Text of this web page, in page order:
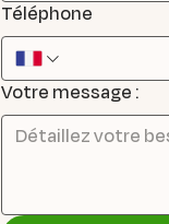
Téléphone
Votre message :